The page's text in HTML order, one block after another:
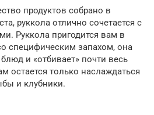
продуктов собрано в
руккола отлично сочетается с
Руккола пригодится вам в
специфическим запахом, она
и «отбивает» почти весь
остается только наслаждаться
и клубники.